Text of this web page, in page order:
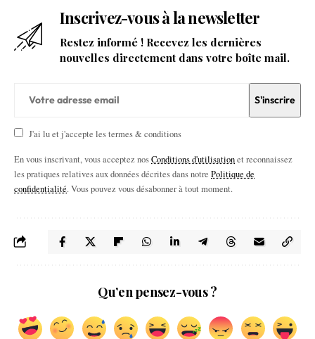
Inscrivez-vous à la newsletter
Restez informé ! Recevez les dernières
nouvelles directement dans votre boîte mail.
J'ai lu et j'accepte les termes & conditions
En vous inscrivant, vous acceptez nosConditions d'utilisationet reconnaissez
les pratiques relatives aux données décrites dans notre Politique de
confidentialité. Vous pouvez vous désabonner à tout moment.
Qu’en pensez-vous ?